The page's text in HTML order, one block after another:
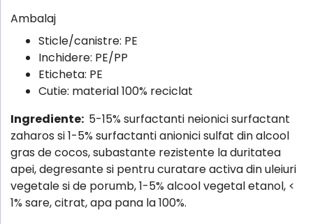
Ambalaj
Sticle/canistre: PE
Inchidere: PE/PP
Eticheta: PE
Cutie: material 100% reciclat
Ingrediente: 5-15% surfactanti neionici surfactant
zaharos si 1-5% surfactanti anionici sulfat din alcool
gras de cocos, subastante rezistente la duritatea
apei, degresante si pentru curatare activa din uleiuri
vegetale si de porumb, 1-5% alcool vegetal etanol, <
1% sare, citrat, apa pana la 100%.